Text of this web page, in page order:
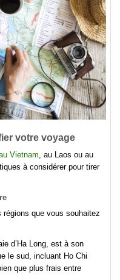
votre voyage
Vietnam , au Laos ou au
à considérer pour tirer
que vous souhaitez
d’Ha Long, est à son
le sud, incluant Ho Chi
que plus frais entre